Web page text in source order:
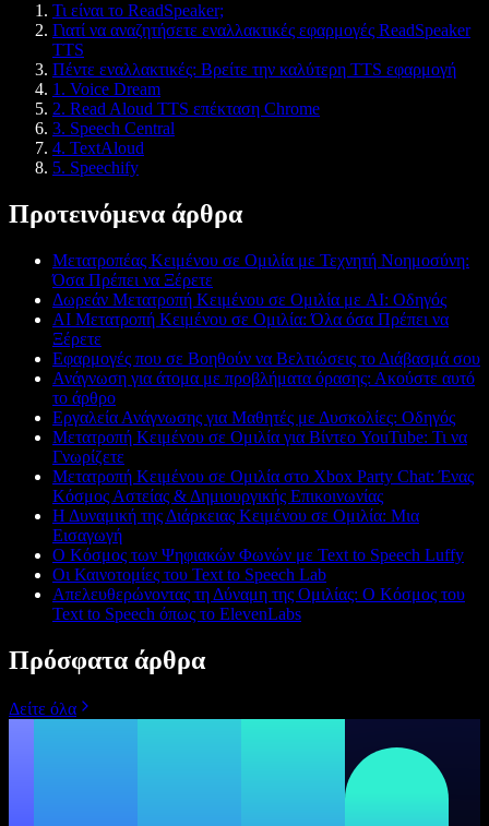
Τι είναι το ReadSpeaker;
Γιατί να αναζητήσετε εναλλακτικές εφαρμογές ReadSpeaker
TTS
Πέντε εναλλακτικές: Βρείτε την καλύτερη TTS εφαρμογή
1. Voice Dream
2. Read Aloud TTS επέκταση Chrome
3. Speech Central
4. TextAloud
5. Speechify
Προτεινόμενα άρθρα
Μετατροπέας Κειμένου σε Ομιλία με Τεχνητή Νοημοσύνη:
Όσα Πρέπει να Ξέρετε
Δωρεάν Μετατροπή Κειμένου σε Ομιλία με AI: Οδηγός
AI Μετατροπή Κειμένου σε Ομιλία: Όλα όσα Πρέπει να
Ξέρετε
Εφαρμογές που σε Βοηθούν να Βελτιώσεις το Διάβασμά σου
Ανάγνωση για άτομα με προβλήματα όρασης: Ακούστε αυτό
το άρθρο
Εργαλεία Ανάγνωσης για Μαθητές με Δυσκολίες: Οδηγός
Μετατροπή Κειμένου σε Ομιλία για Βίντεο YouTube: Τι να
Γνωρίζετε
Μετατροπή Κειμένου σε Ομιλία στο Xbox Party Chat: Ένας
Κόσμος Αστείας & Δημιουργικής Επικοινωνίας
Η Δυναμική της Διάρκειας Κειμένου σε Ομιλία: Μια
Εισαγωγή
Ο Κόσμος των Ψηφιακών Φωνών με Text to Speech Luffy
Οι Καινοτομίες του Text to Speech Lab
Απελευθερώνοντας τη Δύναμη της Ομιλίας: Ο Κόσμος του
Text to Speech όπως το ElevenLabs
Πρόσφατα άρθρα
Δείτε όλα